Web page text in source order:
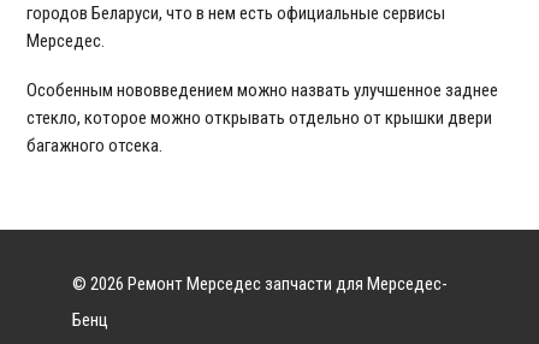
городов Беларуси, что в нем есть официальные сервисы
Мерседес.
Особенным нововведением можно назвать улучшенное заднее
стекло, которое можно открывать отдельно от крышки двери
багажного отсека.
© 2026 Ремонт Мерседес запчасти для Мерседес-
Бенц